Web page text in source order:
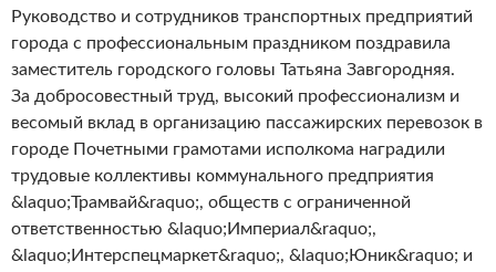
Руководство и сотрудников транспортных предприятий
города с профессиональным праздником поздравила
заместитель городского головы Татьяна Завгородняя.
За добросовестный труд, высокий профессионализм и
весомый вклад в организацию пассажирских перевозок в
городе Почетными грамотами исполкома наградили
трудовые коллективы коммунального предприятия
&laquo;Трамвай&raquo;, обществ с ограниченной
ответственностью &laquo;Империал&raquo;,
&laquo;Интерспецмаркет&raquo;, &laquo;Юник&raquo; и